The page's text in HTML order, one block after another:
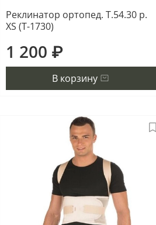
Реклинатор ортопед. Т.54.30 р.
XS (Т-1730)
1 200 ₽
В корзину